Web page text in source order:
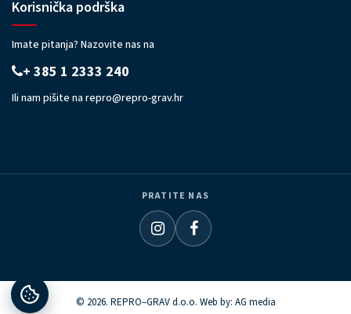
Korisnička podrška
Imate pitanja? Nazovite nas na
+ 385 1 2333 240
Ili nam pišite na repro@repro-grav.hr
PRATITE NAS
© 2026. REPRO–GRAV d.o.o. Web by: AG media